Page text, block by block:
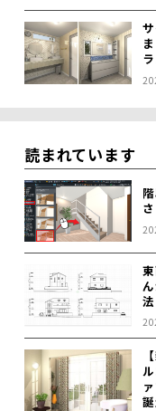
読まれています
法